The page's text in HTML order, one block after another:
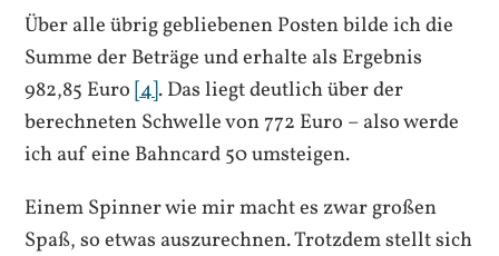
Über alle übrig gebliebenen Posten bilde ich die
Summe der Beträge und erhalte als Ergebnis
982,85 Euro[4]. Das liegt deutlich über der
berechneten Schwelle von 772 Euro – also werde
ich auf eine Bahncard 50 umsteigen.
Einem Spinner wie mir macht es zwar großen
Spaß, so etwas auszurechnen. Trotzdem stellt sich